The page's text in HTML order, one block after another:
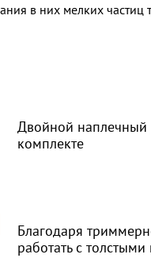
в них мелких
Двойной наплечный
комплекте
Благодаря
работать с